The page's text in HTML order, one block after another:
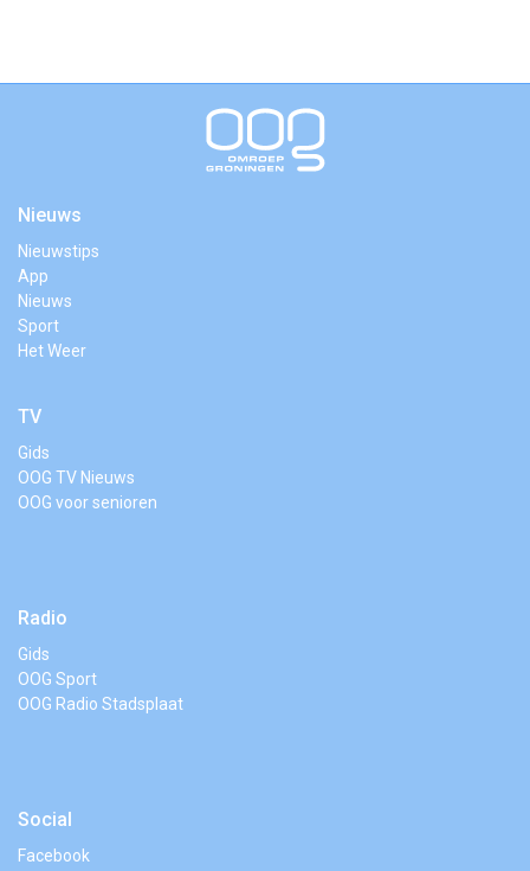
Nieuws
Nieuwstips
App
Nieuws
Sport
Het Weer
TV
Gids
OOG TV Nieuws
OOG voor senioren
Radio
Gids
OOG Sport
OOG Radio Stadsplaat
Social
Facebook